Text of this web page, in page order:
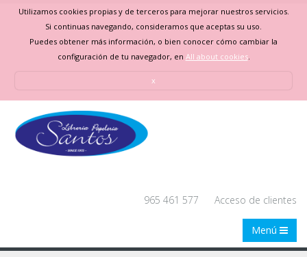
Utilizamos cookies propias y de terceros para mejorar nuestros servicios.
Si continuas navegando, consideramos que aceptas su uso.
Puedes obtener más información, o bien conocer cómo cambiar la
configuración de tu navegador, en All about cookies.
x
965 461 577 Acceso de clientes
Menú